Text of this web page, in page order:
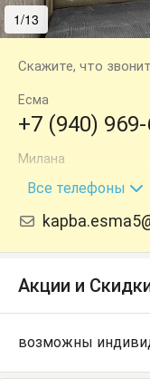
1/13
Скажите, что
Есма
+7 (940)
Милана
+7 (940) 712-
Все телефоны
Акции и
возможны